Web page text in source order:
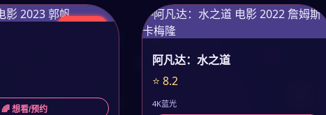
🌈 想看/预约
阿凡达：水之道
⭐ 8.2
4K蓝光